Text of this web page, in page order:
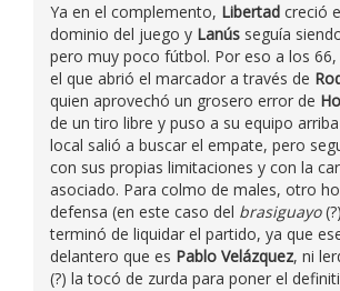
Ya en el complemento, Libertad creció
dominio del juego y Lanús seguía
pero muy poco fútbol. Por eso a los
el que abrió el marcador a través de
quien aprovechó un grosero error de
de un tiro libre y puso a su equipo
local salió a buscar el empate, pero
con sus propias limitaciones y con la
asociado. Para colmo de males, otro
defensa (en este caso del brasiguayo(?)
terminó de liquidar el partido, ya que
delantero que es Pablo Velázquez, ni
(?) la tocó de zurda para poner el